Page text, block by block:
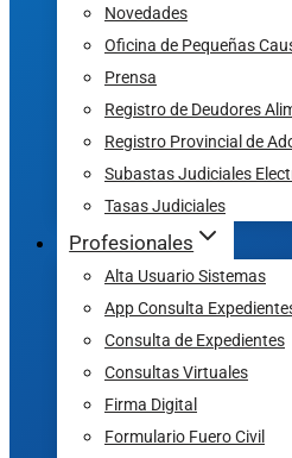
Novedades
Oficina de Pequeñas
Prensa
Registro de Deudores
Registro Provincial de
Subastas Judiciales
Tasas Judiciales
Profesionales
Alta Usuario Sistemas
App Consulta
Consulta de Expedientes
Consultas Virtuales
Firma Digital
Formulario Fuero Civil